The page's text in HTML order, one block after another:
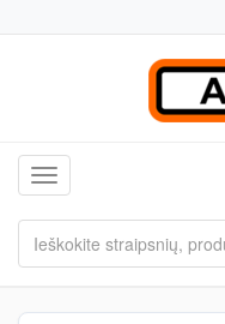
Toggle navigation